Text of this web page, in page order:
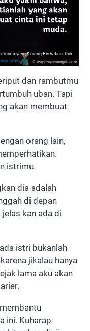
yang Kurang Perhatian. Dok.
dan rambutmu
uban. Tapi
akan membuat
orang lain,
istrimu.
dia adalah
di depan
kan ada di
istri bukanlah
jikalau hanya
lama aku akan
ini. Kuharap